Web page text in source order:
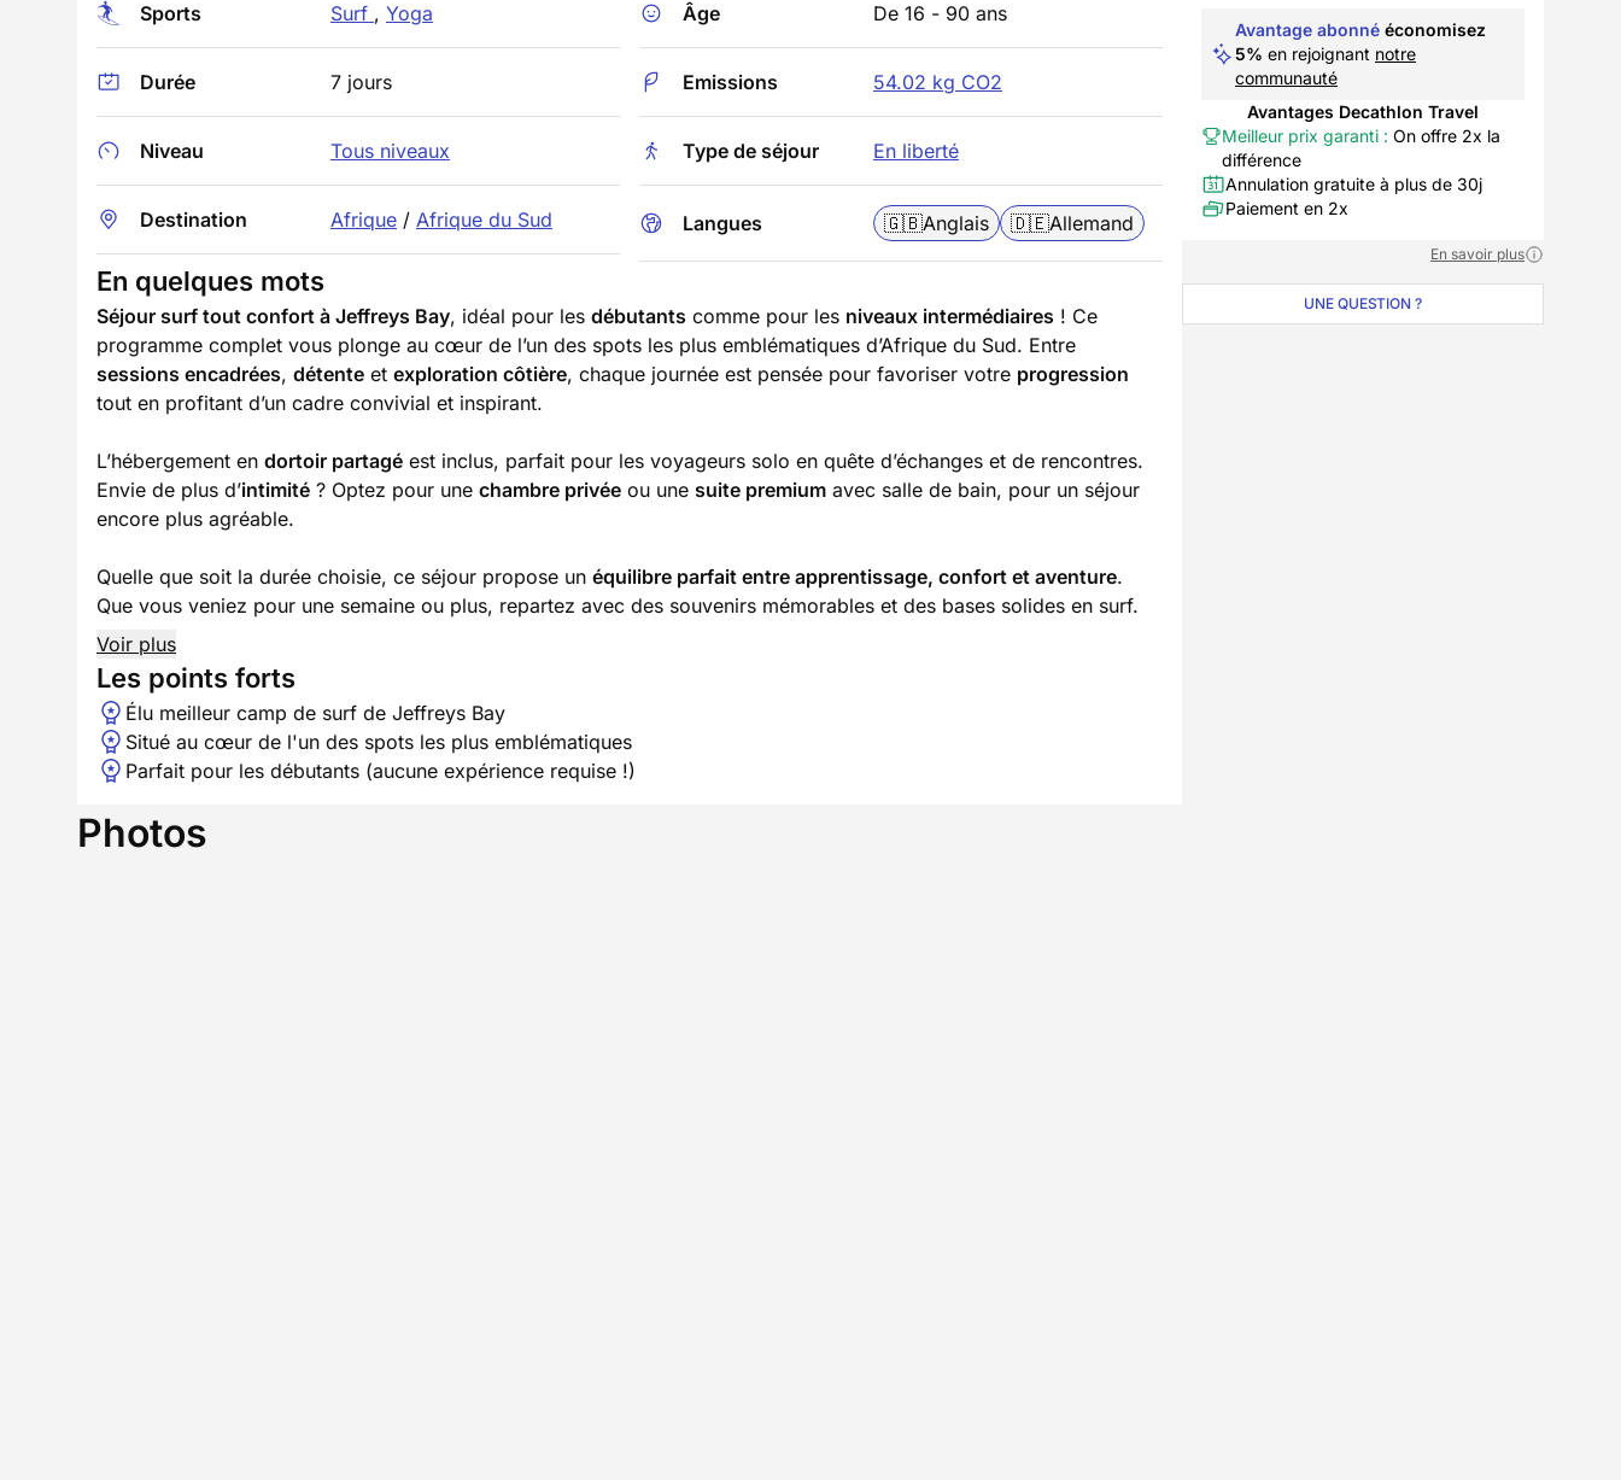
Sports Surf , Yoga
Durée 7 jours
Niveau Tous niveaux
Destination Afrique / Afrique du Sud
Âge De 16 - 90 ans
Emissions 54.02 kg CO2
Type de séjour En liberté
Langues 🇬🇧Anglais 🇩🇪Allemand
En quelques mots
Séjour surf tout confort à Jeffreys Bay, idéal pour les débutants comme pour les niveaux intermédiaires ! Ce
programme complet vous plonge au cœur de l’un des spots les plus emblématiques d’Afrique du Sud. Entre
sessions encadrées, détente et exploration côtière, chaque journée est pensée pour favoriser votre progression
tout en profitant d’un cadre convivial et inspirant.
L’hébergement en dortoir partagé est inclus, parfait pour les voyageurs solo en quête d’échanges et de rencontres.
Envie de plus d’intimité ? Optez pour une chambre privée ou une suite premium avec salle de bain, pour un séjour
encore plus agréable.
Quelle que soit la durée choisie, ce séjour propose un équilibre parfait entre apprentissage, confort et aventure.
Que vous veniez pour une semaine ou plus, repartez avec des souvenirs mémorables et des bases solides en surf.
Voir plus
Les points forts
Élu meilleur camp de surf de Jeffreys Bay
Situé au cœur de l'un des spots les plus emblématiques
Parfait pour les débutants (aucune expérience requise !)
Photos
Avantage abonné économisez
5% en rejoignant notre
communauté
Avantages Decathlon Travel
Meilleur prix garanti : On offre 2x la
différence
Annulation gratuite à plus de 30j
Paiement en 2x
En savoir plus
UNE QUESTION ?